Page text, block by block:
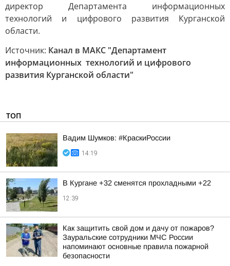
директор Департамента информационных
технологий и цифрового развития Курганской
области.
Источник: Канал в МАКС "Департамент
информационных технологий и цифрового
развития Курганской области"
ТОП
Вадим Шумков: #КраскиРоссии
14:19
В Кургане +32 сменятся прохладными +22
12:39
Как защитить свой дом и дачу от пожаров?
Зауральские сотрудники МЧС России
напоминают основные правила пожарной
безопасности